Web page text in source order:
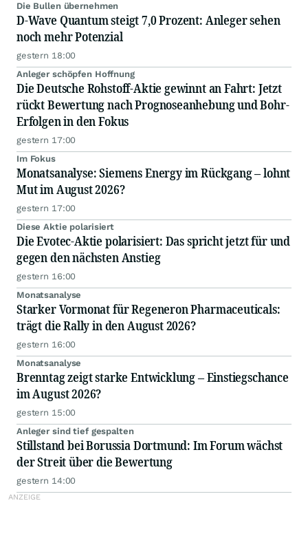
Die Bullen übernehmen
D-Wave Quantum steigt 7,0 Prozent: Anleger sehen
noch mehr Potenzial
gestern 18:00
Anleger schöpfen Hoffnung
Die Deutsche Rohstoff-Aktie gewinnt an Fahrt: Jetzt
rückt Bewertung nach Prognoseanhebung und Bohr-
Erfolgen in den Fokus
gestern 17:00
Im Fokus
Monatsanalyse: Siemens Energy im Rückgang – lohnt
Mut im August 2026?
gestern 17:00
Diese Aktie polarisiert
Die Evotec-Aktie polarisiert: Das spricht jetzt für und
gegen den nächsten Anstieg
gestern 16:00
Monatsanalyse
Starker Vormonat für Regeneron Pharmaceuticals:
trägt die Rally in den August 2026?
gestern 16:00
Monatsanalyse
Brenntag zeigt starke Entwicklung – Einstiegschance
im August 2026?
gestern 15:00
Anleger sind tief gespalten
Stillstand bei Borussia Dortmund: Im Forum wächst
der Streit über die Bewertung
gestern 14:00